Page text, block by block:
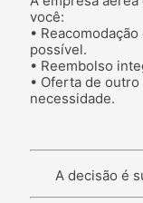
você:
•
possível.
• Reembolso
• Oferta de
necessidade.
A decisão é